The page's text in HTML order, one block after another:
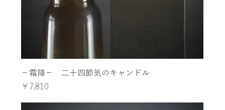
−霜降− 二十四節気のキャンドル
価格
￥7,810